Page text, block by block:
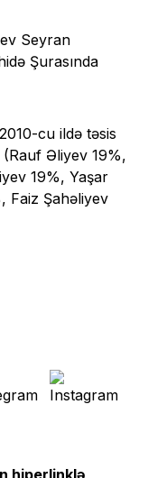
Seyran
Şurasında
cu ildə təsis
Əliyev 19%,
19%, Yaşar
Faiz Şahəliyev